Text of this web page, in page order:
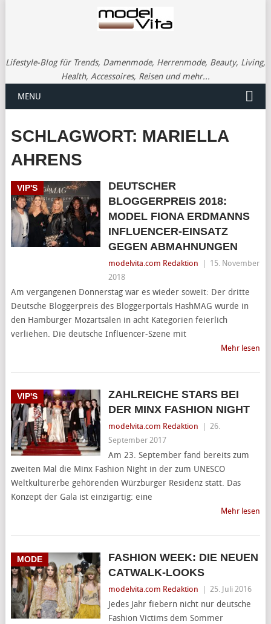
Lifestyle-Blog für Trends, Damenmode, Herrenmode, Beauty, Living,
Health, Accessoires, Reisen und mehr...
MENU
SCHLAGWORT: MARIELLA
AHRENS
VIP'S
DEUTSCHER
BLOGGERPREIS 2018:
MODEL FIONA ERDMANNS
INFLUENCER-EINSATZ
GEGEN ABMAHNUNGEN
modelvita.com Redaktion
15. November
2018
Am vergangenen Donnerstag war es wieder soweit: Der dritte
Deutsche Bloggerpreis des Bloggerportals HashMAG wurde in
den Hamburger Mozartsälen in acht Kategorien feierlich
verliehen. Die deutsche Influencer-Szene mit
Mehr lesen
VIP'S
ZAHLREICHE STARS BEI
DER MINX FASHION NIGHT
modelvita.com Redaktion
26.
September 2017
Am 23. September fand bereits zum
zweiten Mal die Minx Fashion Night in der zum UNESCO
Weltkulturerbe gehörenden Würzburger Residenz statt. Das
Konzept der Gala ist einzigartig: eine
Mehr lesen
MODE
FASHION WEEK: DIE NEUEN
CATWALK-LOOKS
modelvita.com Redaktion 25. Juli 2016
Jedes Jahr fiebern nicht nur deutsche
Fashion Victims dem Sommer